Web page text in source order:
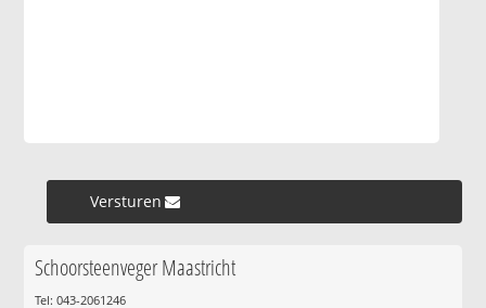
Versturen »
Schoorsteenveger Maastricht
Tel: 043-2061246